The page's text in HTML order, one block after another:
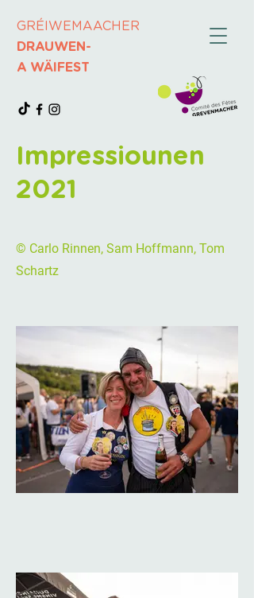
GRÉIWEMAACHER
DRAUWEN-
A WÄIFEST
Impressiounen
2021
© Carlo Rinnen, Sam Hoffmann, Tom
Schartz